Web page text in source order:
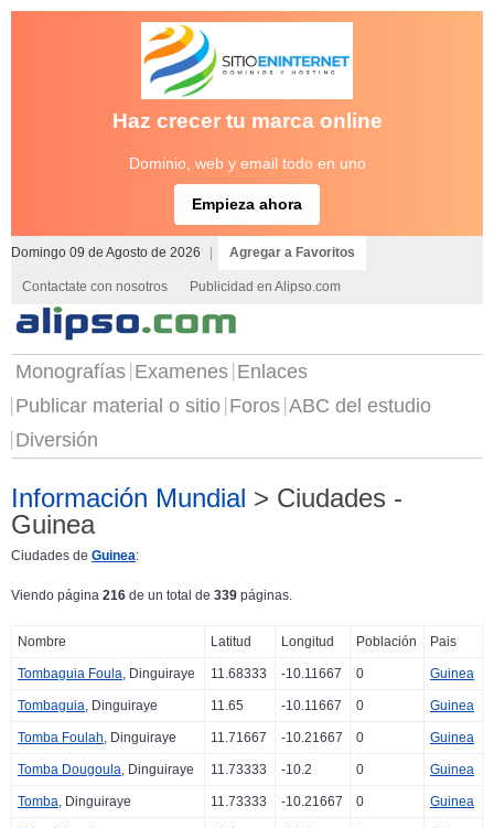
Haz crecer tu marca online
Dominio, web y email todo en uno
Empieza ahora
Domingo 09 de Agosto de 2026 Agregar a Favoritos
Contactate con nosotros Publicidad en Alipso.com
Monografías Examenes Enlaces
Publicar material o sitio Foros ABC del estudio
Diversión
Información Mundial > Ciudades -
Guinea
Ciudades de Guinea:
Viendo página 216 de un total de 339 páginas.
Nombre Latitud Longitud Población Pais
Tombaguia Foula, Dinguiraye 11.68333 -10.11667 0 Guinea
Tombaguia, Dinguiraye 11.65 -10.11667 0 Guinea
Tomba Foulah, Dinguiraye 11.71667 -10.21667 0 Guinea
Tomba Dougoula, Dinguiraye 11.73333 -10.2 0 Guinea
Tomba, Dinguiraye 11.73333 -10.21667 0 Guinea